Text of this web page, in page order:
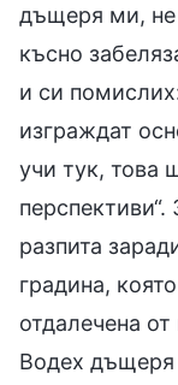
дъщеря ми, не
късно
и си
изграждат
учи тук, това
разпита
градина,
отдалечена
Водех дъщеря